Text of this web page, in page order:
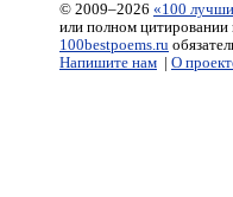
© 2009–2026 «100
или полном цитировании
100bestpoems.ru
Напишите нам
О